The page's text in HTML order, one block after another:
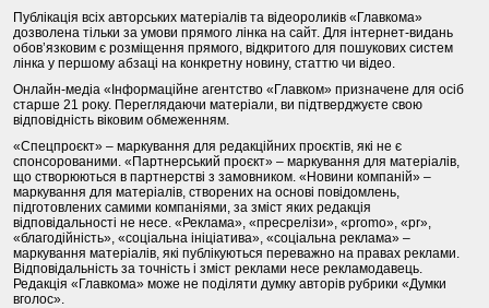
Публікація всіх авторських матеріалів та відеороликів «Главкома»
дозволена тільки за умови прямого лінка на сайт. Для інтернет-видань
обов’язковим є розміщення прямого, відкритого для пошукових систем
лінка у першому абзаці на конкретну новину, статтю чи відео.
Онлайн-медіа «Інформаційне агентство «Главком» призначене для осіб
старше 21 року. Переглядаючи матеріали, ви підтверджуєте свою
відповідність віковим обмеженням.
«Спецпроєкт» – маркування для редакційних проєктів, які не є
спонсорованими. «Партнерський проєкт» – маркування для матеріалів,
що створюються в партнерстві з замовником. «Новини компаній» –
маркування для матеріалів, створених на основі повідомлень,
підготовлених самими компаніями, за зміст яких редакція
відповідальності не несе. «Реклама», «пресрелізи», «promo», «pr»,
«благодійність», «соціальна ініціатива», «соціальна реклама» –
маркування матеріалів, які публікуються переважно на правах реклами.
Відповідальність за точність і зміст реклами несе рекламодавець.
Редакція «Главкома» може не поділяти думку авторів рубрики «Думки
вголос».